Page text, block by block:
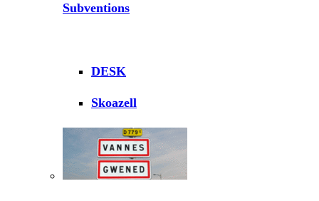
Subventions
DESK
Skoazell